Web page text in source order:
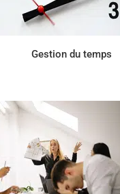
Gestion du temps